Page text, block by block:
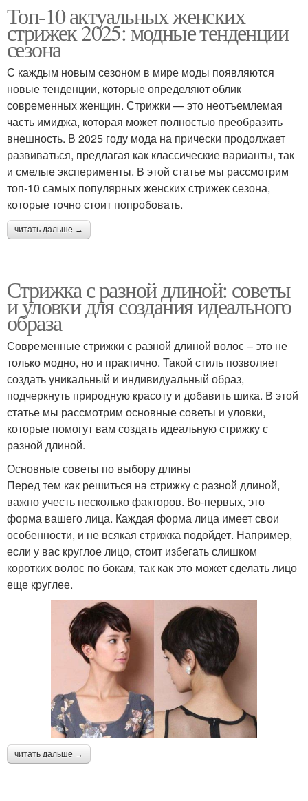
Топ-10 актуальных женских
стрижек 2025: модные тенденции
сезона
С каждым новым сезоном в мире моды появляются
новые тенденции, которые определяют облик
современных женщин. Стрижки — это неотъемлемая
часть имиджа, которая может полностью преобразить
внешность. В 2025 году мода на прически продолжает
развиваться, предлагая как классические варианты, так
и смелые эксперименты. В этой статье мы рассмотрим
топ-10 самых популярных женских стрижек сезона,
которые точно стоит попробовать.
читать дальше →
Стрижка с разной длиной: советы
и уловки для создания идеального
образа
Современные стрижки с разной длиной волос – это не
только модно, но и практично. Такой стиль позволяет
создать уникальный и индивидуальный образ,
подчеркнуть природную красоту и добавить шика. В этой
статье мы рассмотрим основные советы и уловки,
которые помогут вам создать идеальную стрижку с
разной длиной.
Основные советы по выбору длины
Перед тем как решиться на стрижку с разной длиной,
важно учесть несколько факторов. Во-первых, это
форма вашего лица. Каждая форма лица имеет свои
особенности, и не всякая стрижка подойдет. Например,
если у вас круглое лицо, стоит избегать слишком
коротких волос по бокам, так как это может сделать лицо
еще круглее.
читать дальше →